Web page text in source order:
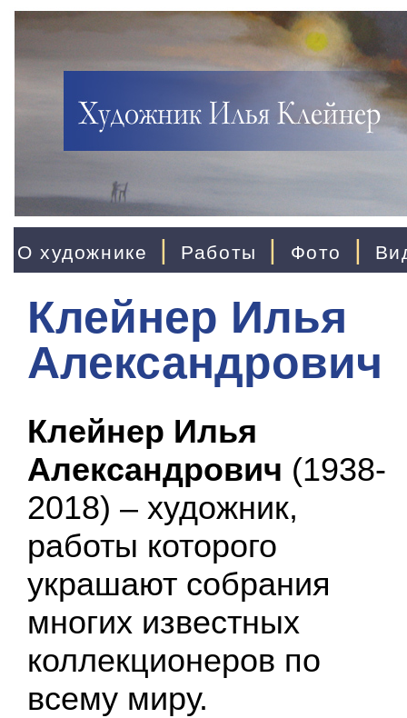
О художнике | Работы | Фото |
Клейнер Илья
Александрович
Клейнер Илья
Александрович (1938-
2018) – художник,
работы которого
украшают собрания
многих известных
коллекционеров по
всему миру.